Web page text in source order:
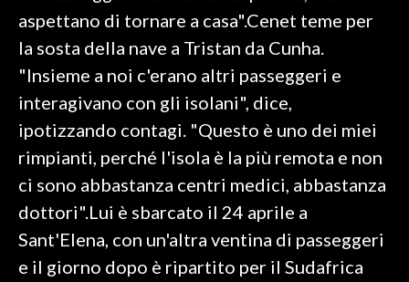
SPIAGGE
aspettano di tornare a casa".Cenet teme per
la sosta della nave a Tristan da Cunha.
"Insieme a noi c'erano altri passeggeri e
interagivano con gli isolani", dice,
ipotizzando contagi. "Questo è uno dei miei
rimpianti, perché l'isola è la più remota e non
ci sono abbastanza centri medici, abbastanza
dottori".Lui è sbarcato il 24 aprile a
Sant'Elena, con un'altra ventina di passeggeri
e il giorno dopo è ripartito per il Sudafrica